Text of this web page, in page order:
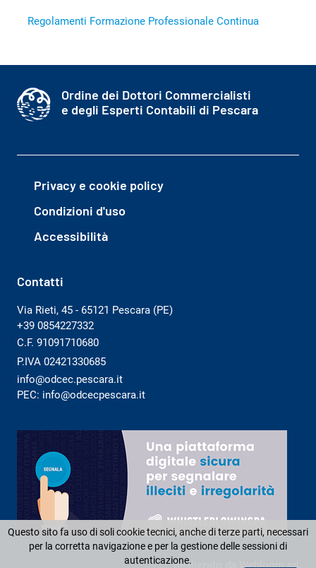
Questo sito fa uso di soli cookie tecnici, anche di terze parti, necessari
per la corretta navigazione e per la gestione delle sessioni di
autenticazione.
Regolamenti Formazione Professionale Continua
Ordine dei Dottori Commercialisti
e degli Esperti Contabili di Pescara
Privacy e cookie policy
Condizioni d'uso
Accessibilità
Contatti
Via Rieti, 45 - 65121 Pescara (PE)
+39 0854227332
C.F. 91091710680
P.IVA 02421330685
info@odcec.pescara.it
PEC: info@odcecpescara.it
Realizzato da Webloom srl